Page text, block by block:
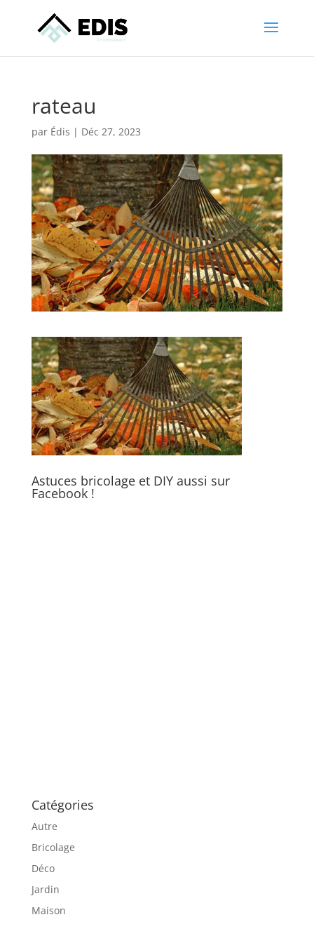
rateau
par Édis | Déc 27, 2023
Astuces bricolage et DIY aussi sur
Facebook !
Catégories
Autre
Bricolage
Déco
Jardin
Maison